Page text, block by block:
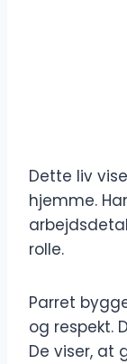
Dette liv
hjemme.
rolle.
Parret
og respekt.
De viser, at